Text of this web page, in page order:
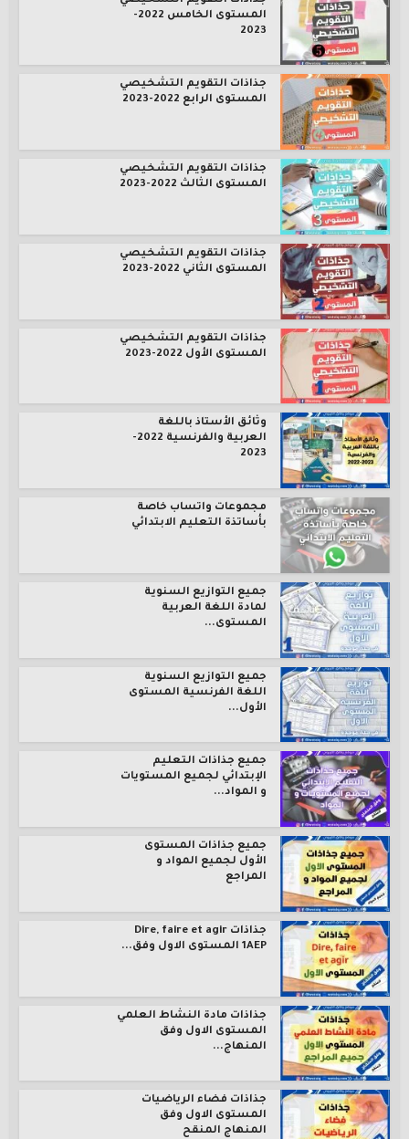
المستوى الخامس 2022-
2023
جذاذات التقويم التشخيصي
المستوى الرابع 2022-2023
جذاذات التقويم التشخيصي
المستوى الثالث 2022-2023
جذاذات التقويم التشخيصي
المستوى الثاني 2022-2023
جذاذات التقويم التشخيصي
المستوى الأول 2022-2023
وثائق الأستاذ باللغة
العربية والفرنسية 2022-
2023
مجموعات واتساب خاصة
بأساتذة التعليم الابتدائي
جميع التوازيع السنوية
لمادة اللغة العربية
المستوى...
جميع التوازيع السنوية
اللغة الفرنسية المستوى
الأول...
جميع جذاذات التعليم
الإبتدائي لجميع المستويات
و المواد...
جميع جذاذات المستوى
الأول لجميع المواد و
المراجع
جذاذات Dire, faire et agir
1AEP المستوى الاول وفق...
جذاذات مادة النشاط العلمي
المستوى الاول وفق
المنهاج...
جذاذات فضاء الرياضيات
المستوى الاول وفق
المنهاج المنقح